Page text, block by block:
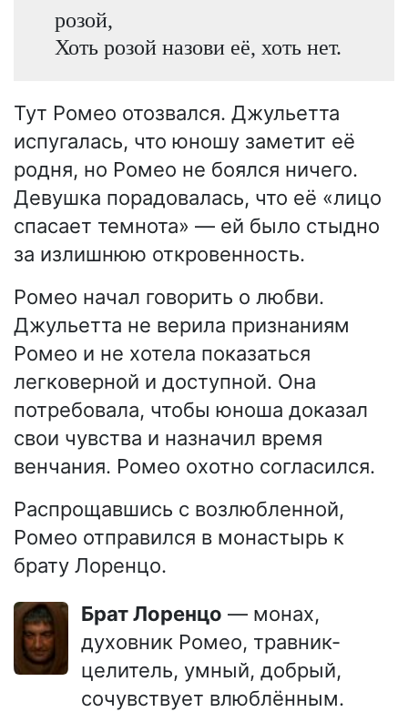
розой,
Хоть розой назови её, хоть нет.
Тут Ромео отозвался. Джульетта
испугалась, что юношу заметит её
родня, но Ромео не боялся ничего.
Девушка порадовалась, что её «лицо
спасает темнота» — ей было стыдно
за излишнюю откровенность.
Ромео начал говорить о любви.
Джульетта не верила признаниям
Ромео и не хотела показаться
легковерной и доступной. Она
потребовала, чтобы юноша доказал
свои чувства и назначил время
венчания. Ромео охотно согласился.
Распрощавшись с возлюбленной,
Ромео отправился в монастырь к
брату Лоренцо.
Брат Лоренцо — монах,
духовник Ромео, травник-
целитель, умный, добрый,
сочувствует влюблённым.